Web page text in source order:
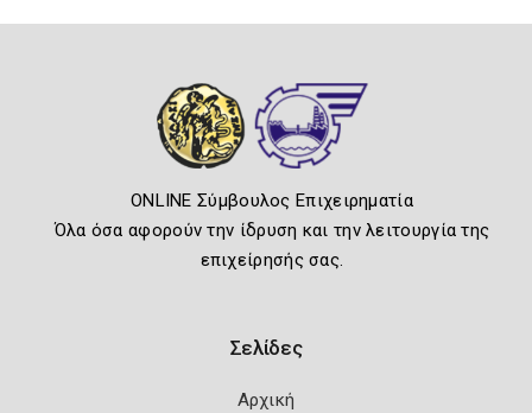
ONLINE Σύμβουλος Επιχειρηματία
Όλα όσα αφορούν την ίδρυση και την λειτουργία της
επιχείρησής σας.
Σελίδες
Αρχική